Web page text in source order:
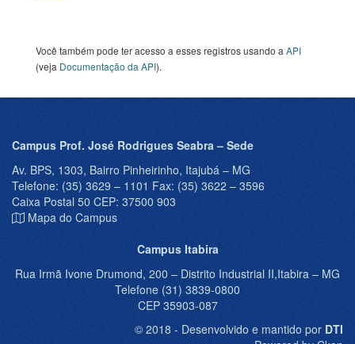
Você também pode ter acesso a esses registros usando a API
(veja Documentação da API).
Campus Prof. José Rodrigues Seabra – Sede
Av. BPS, 1303, Bairro Pinheirinho, Itajubá – MG
Telefone: (35) 3629 – 1101 Fax: (35) 3622 – 3596
Caixa Postal 50 CEP: 37500 903
Mapa do Campus
Campus Itabira
Rua Irmã Ivone Drumond, 200 – Distrito Industrial II,Itabira – MG
Telefone (31) 3839-0800
CEP 35903-087
© 2018 - Desenvolvido e mantido por DTI